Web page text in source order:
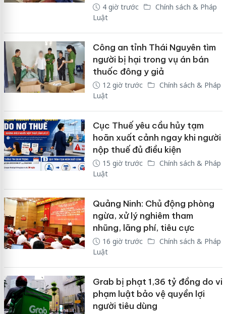
4 giờ trước
Chính sách & Pháp
Luật
Công an tỉnh Thái Nguyên tìm
người bị hại trong vụ án bán
thuốc đông y giả
12 giờ trước
Chính sách & Pháp
Luật
Cục Thuế yêu cầu hủy tạm
hoãn xuất cảnh ngay khi người
nộp thuế đủ điều kiện
15 giờ trước
Chính sách & Pháp
Luật
Quảng Ninh: Chủ động phòng
ngừa, xử lý nghiêm tham
nhũng, lãng phí, tiêu cực
16 giờ trước
Chính sách & Pháp
Luật
Grab bị phạt 1,36 tỷ đồng do vi
phạm luật bảo vệ quyền lợi
người tiêu dùng